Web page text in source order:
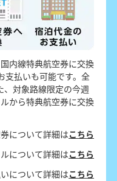
内線特典航空券に交換
支払いも可能です。全
対象路線限定の今週
から特典航空券に交換
について詳細はこちら
について詳細はこちら
について詳細はこちら